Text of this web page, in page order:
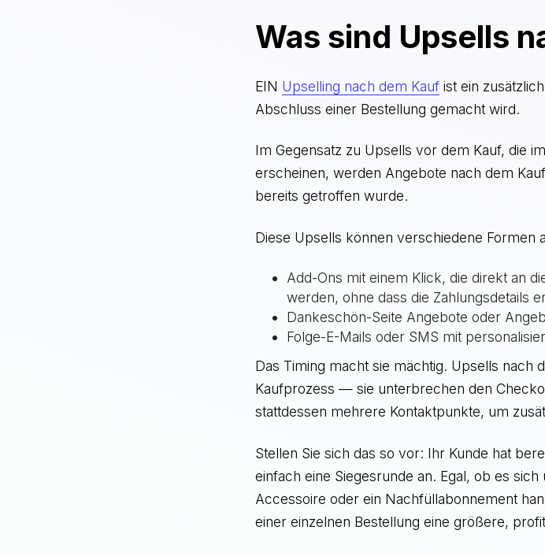
Was sind Upsells
EIN Upselling nach dem Kauf ist ein
Abschluss einer Bestellung gemacht wird.
Im Gegensatz zu Upsells vor dem Kauf, die
erscheinen, werden Angebote nach dem
bereits getroffen wurde.
Diese Upsells können verschiedene Formen
Add-Ons mit einem Klick, die direkt an
werden, ohne dass die Zahlungsdetails
Dankeschön-Seite Angebote oder
Folge-E-Mails oder SMS mit
Das Timing macht sie mächtig. Upsells
Kaufprozess — sie unterbrechen den
stattdessen mehrere Kontaktpunkte, um
Stellen Sie sich das so vor: Ihr Kunde hat
einfach eine Siegesrunde an. Egal, ob es
Accessoire oder ein Nachfüllabonnement
einer einzelnen Bestellung eine größere,